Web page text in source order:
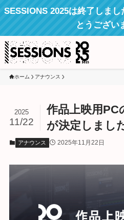
SESSIONS 2025は終了しま
とうござい
ホーム アナウンス
作品上映用PC
が決定しまし
2025
11/22
アナウンス 2025年11月22日